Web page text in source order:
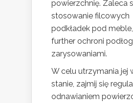
powierzchnię. Zaleca
stosowanie filcowych
podkładek pod
further ochroni
zarysowaniami.
W celu utrzymania jej
stanie, zajmij się
odnawianiem